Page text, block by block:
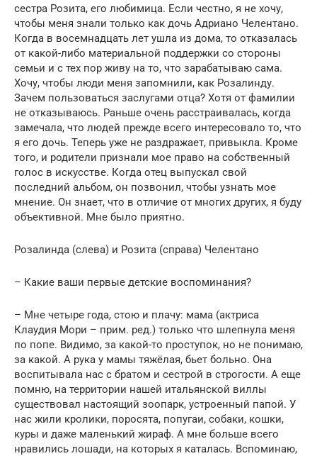
сестра Розита, его любимица. Если честно, я не хочу,
чтобы меня знали только как дочь Адриано Челентано.
Когда в восемнадцать лет ушла из дома, то отказалась
от какой-либо материальной поддержки со стороны
семьи и с тех пор живу на то, что зарабатываю сама.
Хочу, чтобы люди меня запомнили, как Розалинду.
Зачем пользоваться заслугами отца? Хотя от фамилии
не отказываюсь. Раньше очень расстраивалась, когда
замечала, что людей прежде всего интересовало то, что
я его дочь. Теперь уже не раздражает, привыкла. Кроме
того, и родители признали мое право на собственный
голос в искусстве. Когда отец выпускал свой
последний альбом, он позвонил, чтобы узнать мое
мнение. Он знает, что в отличие от многих других, я буду
объективной. Мне было приятно.
Розалинда (слева) и Розита (справа) Челентано
– Какие ваши первые детские воспоминания?
– Мне четыре года, стою и плачу: мама (актриса
Клаудия Мори – прим. ред.) только что шлепнула меня
по попе. Видимо, за какой-то проступок, но не понимаю,
за какой. А рука у мамы тяжёлая, бьет больно. Она
воспитывала нас с братом и сестрой в строгости. А еще
помню, на территории нашей итальянской виллы
существовал настоящий зоопарк, устроенный папой. У
нас жили кролики, поросята, попугаи, собаки, кошки,
куры и даже маленький жираф. А мне больше всего
нравились лошади, на которых я каталась. Вспоминаю,